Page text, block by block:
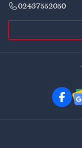
02437552050